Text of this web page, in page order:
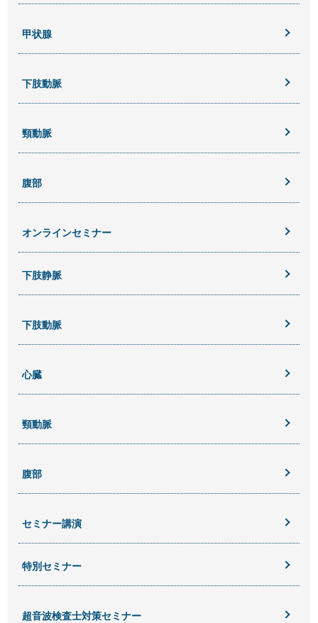
甲状腺
下肢動脈
頸動脈
腹部
オンラインセミナー
下肢静脈
下肢動脈
心臓
頸動脈
腹部
セミナー講演
特別セミナー
超音波検査士対策セミナー